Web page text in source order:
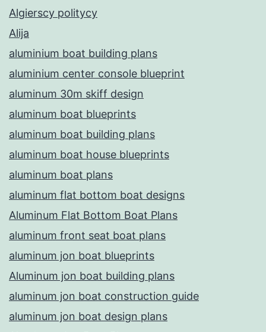
Algierscy politycy
Alija
aluminium boat building plans
aluminium center console blueprint
aluminum 30m skiff design
aluminum boat blueprints
aluminum boat building plans
aluminum boat house blueprints
aluminum boat plans
aluminum flat bottom boat designs
Aluminum Flat Bottom Boat Plans
aluminum front seat boat plans
aluminum jon boat blueprints
Aluminum jon boat building plans
aluminum jon boat construction guide
aluminum jon boat design plans